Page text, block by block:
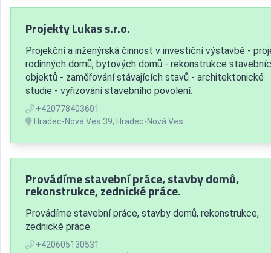
Projekty Lukas s.r.o.
Projekční a inženýrská činnost v investiční výstavbě -
rodinných domů, bytových domů - rekonstrukce
objektů - zaměřování stávajících stavů - architektonické
studie - vyřizování stavebního povolení.
+420778403601
Hradec-Nová Ves 39, Hradec-Nová Ves
Provádíme stavební práce, stavby domů,
rekonstrukce, zednické práce.
Provádíme stavební práce, stavby domů, rekonstrukce,
zednické práce.
+420605130531